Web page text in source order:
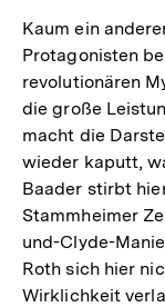
Kaum ein
Protagonisten
revolutionären
die große
macht die
wieder kaputt,
Baader stirbt
Stammheimer
und-Clyde-
Roth sich hier
Wirklichkeit